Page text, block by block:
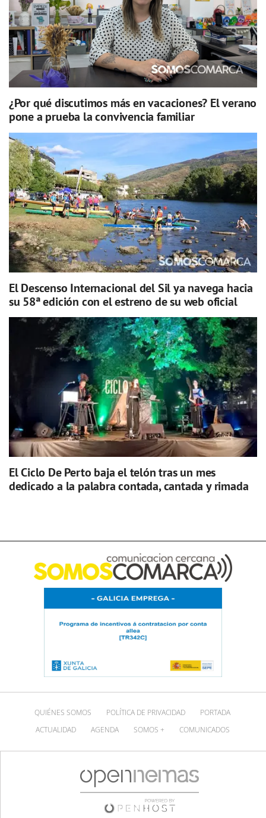
¿Por qué discutimos más en vacaciones? El verano
pone a prueba la convivencia familiar
El Descenso Internacional del Sil ya navega hacia
su 58ª edición con el estreno de su web oficial
El Ciclo De Perto baja el telón tras un mes
dedicado a la palabra contada, cantada y rimada
QUIÉNES SOMOS POLÍTICA DE PRIVACIDAD
PORTADA
ACTUALIDAD
AGENDA SOMOS + COMUNICADOS